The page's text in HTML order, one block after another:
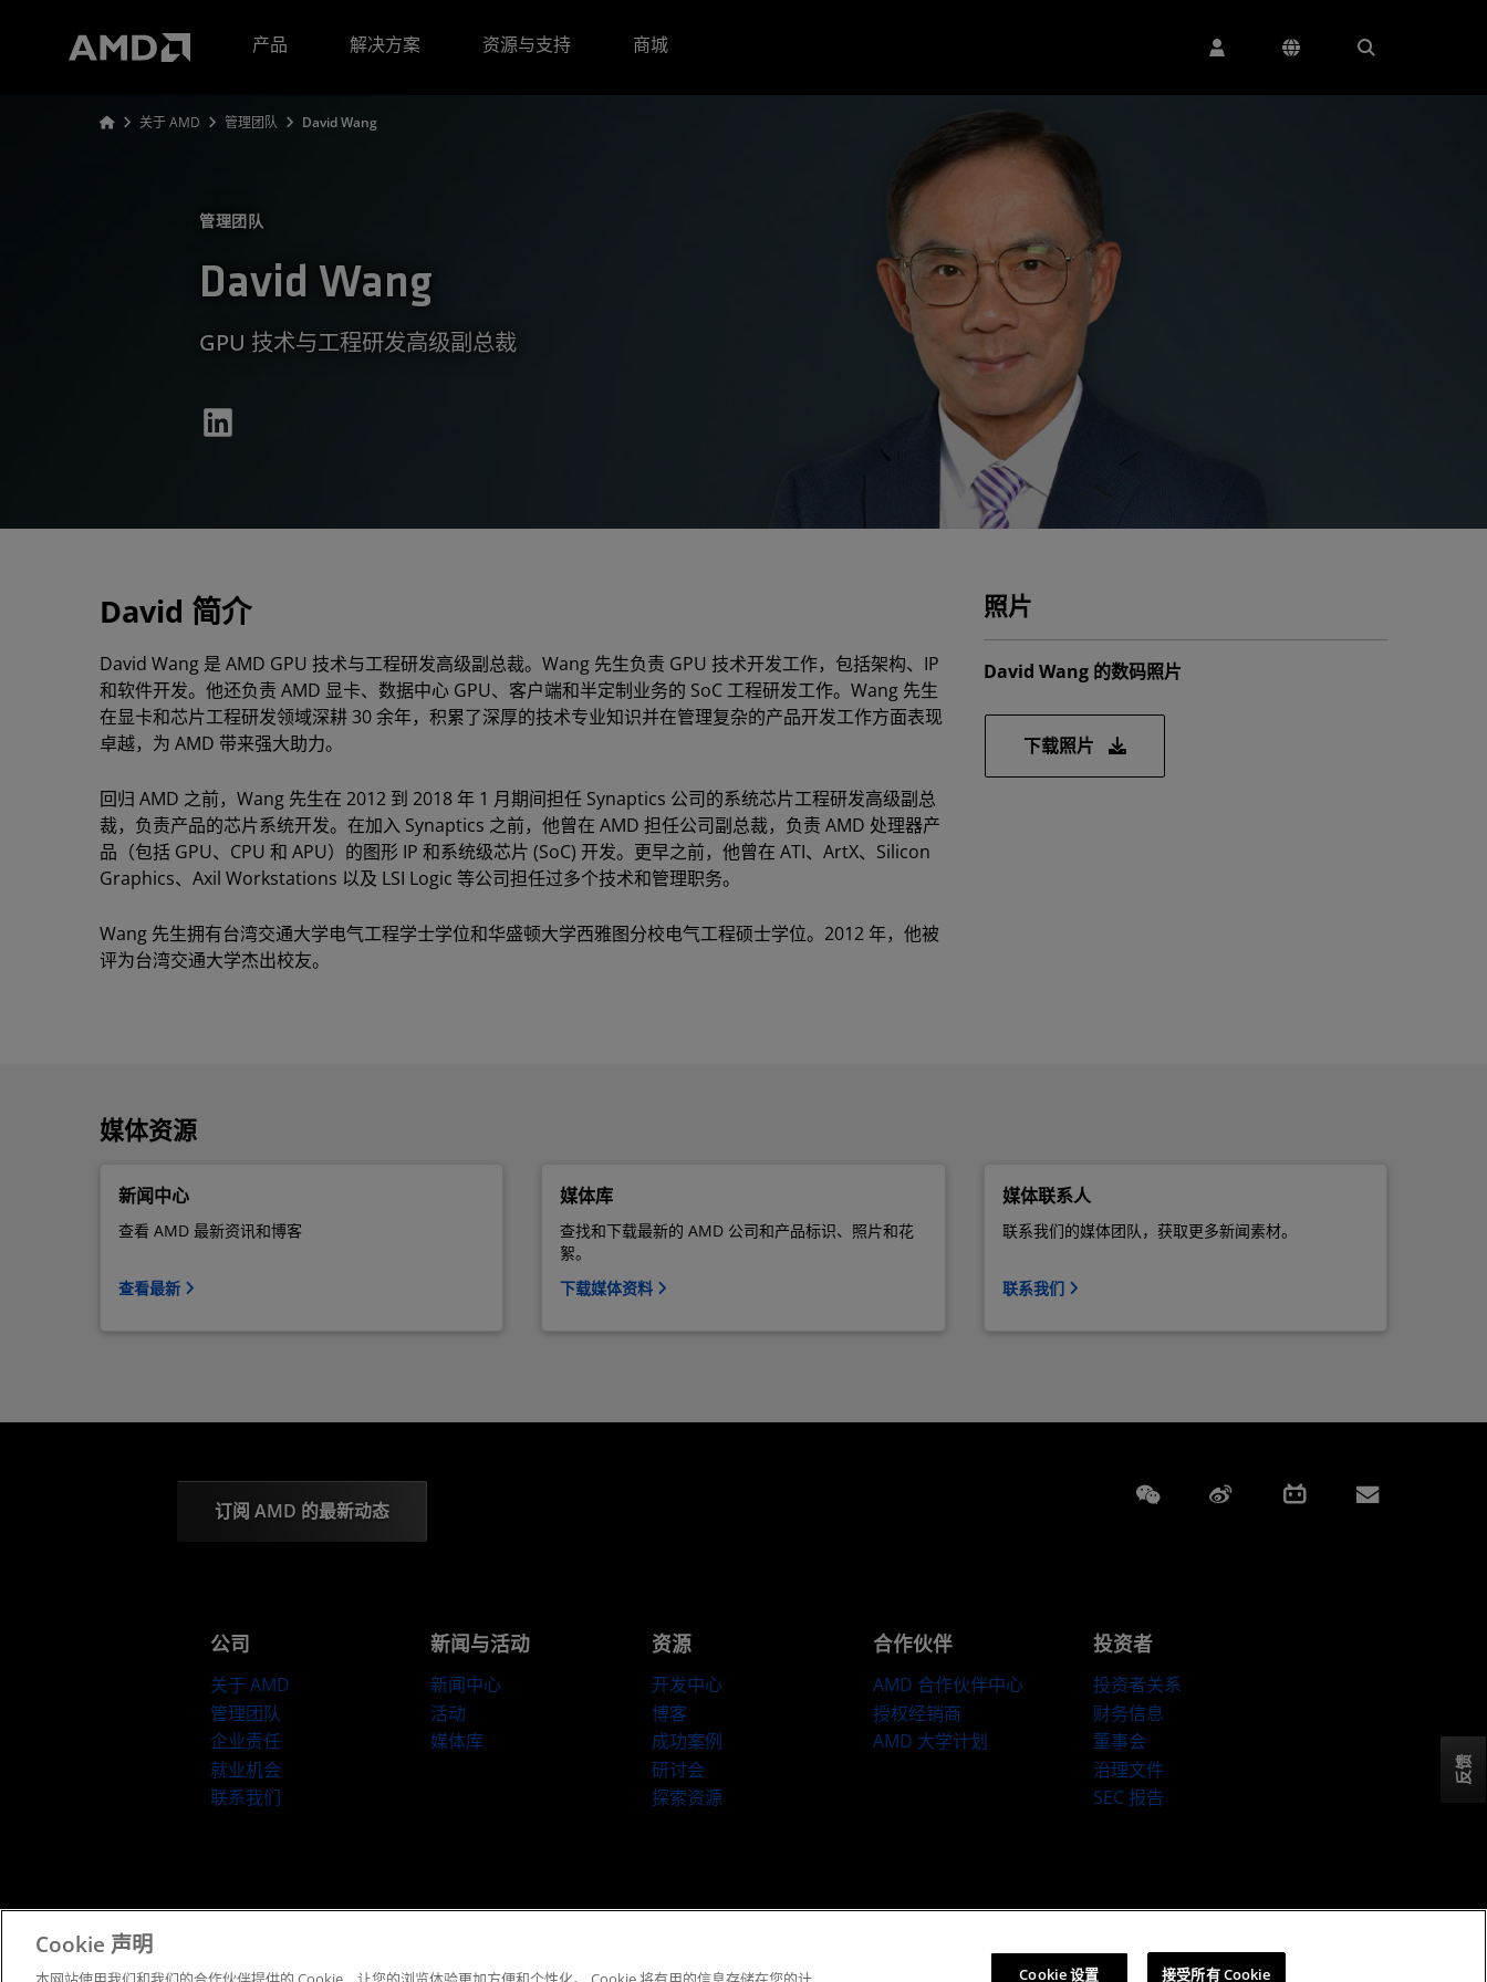
产品
解决方案 资源与支持 商城
关于 AMD 管理团队 David Wang
管理团队
David Wang
GPU 技术与工程研发高级副总裁
David 简介
David Wang 是 AMD GPU 技术与工程研发高级副总裁。Wang 先生负责 GPU 技术开发工作，包括架构、IP
和软件开发。他还负责 AMD 显卡、数据中心 GPU、客户端和半定制业务的 SoC 工程研发工作。Wang 先生
在显卡和芯片工程研发领域深耕 30 余年，积累了深厚的技术专业知识并在管理复杂的产品开发工作方面表现
卓越，为 AMD 带来强大助力。
回归 AMD 之前，Wang 先生在 2012 到 2018 年 1 月期间担任 Synaptics 公司的系统芯片工程研发高级副总
裁，负责产品的芯片系统开发。在加入 Synaptics 之前，他曾在 AMD 担任公司副总裁，负责 AMD 处理器产
品（包括 GPU、CPU 和 APU）的图形 IP 和系统级芯片 (SoC) 开发。更早之前，他曾在 ATI、ArtX、Silicon
Graphics、Axil Workstations 以及 LSI Logic 等公司担任过多个技术和管理职务。
Wang 先生拥有台湾交通大学电气工程学士学位和华盛顿大学西雅图分校电气工程硕士学位。2012 年，他被
评为台湾交通大学杰出校友。
照片
David Wang 的数码照片
下载照片
媒体资源
新闻中心
查看 AMD 最新资讯和博客
查看最新
媒体库
查找和下载最新的 AMD 公司和产品标识、照片和花
絮。
下载媒体资料
媒体联系人
联系我们的媒体团队，获取更多新闻素材。
联系我们
订阅 AMD 的最新动态
Weixin Weibo Bilibili
公司
关于 AMD
管理团队
企业责任
就业机会
联系我们
新闻与活动
新闻中心
活动
媒体库
资源
开发中心
博客
成功案例
研讨会
探索资源
合作伙伴
AMD 合作伙伴中心
授权经销商
AMD 大学计划
投资者
投资者关系
财务信息
董事会
治理文件
SEC 报告
© 2026 Advanced Micro Devices, Inc.
反馈
Cookie 声明
Cookie 设置 接受所有 Cookie